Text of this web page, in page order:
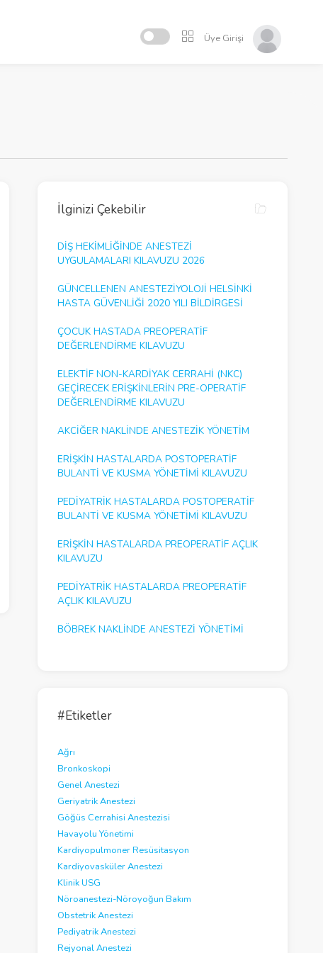
Üye Girişi
İlginizi Çekebilir
DIŞ HEKIMLIĞINDE ANESTEZI
UYGULAMALARI KILAVUZU 2026
GÜNCELLENEN ANESTEZIYOLOJI HELSINKI
HASTA GÜVENLIĞI 2020 YILI BILDIRGESI
ÇOCUK HASTADA PREOPERATIF
DEĞERLENDIRME KILAVUZU
ELEKTIF NON-KARDIYAK CERRAHI (NKC)
GEÇIRECEK ERIŞKINLERIN PRE-OPERATIF
DEĞERLENDIRME KILAVUZU
AKCIĞER NAKLINDE ANESTEZIK YÖNETIM
ERIŞKIN HASTALARDA POSTOPERATIF
BULANTI VE KUSMA YÖNETIMI KILAVUZU
PEDIYATRIK HASTALARDA POSTOPERATIF
BULANTI VE KUSMA YÖNETIMI KILAVUZU
ERIŞKIN HASTALARDA PREOPERATIF AÇLIK
KILAVUZU
PEDIYATRIK HASTALARDA PREOPERATIF
AÇLIK KILAVUZU
BÖBREK NAKLINDE ANESTEZI YÖNETIMI
#Etiketler
Ağrı
Bronkoskopi
Genel Anestezi
Geriyatrik Anestezi
Göğüs Cerrahisi Anestezisi
Havayolu Yönetimi
Kardiyopulmoner Resüsitasyon
Kardiyovasküler Anestezi
Klinik USG
Nöroanestezi-Nöroyoğun Bakım
Obstetrik Anestezi
Pediyatrik Anestezi
Rejyonal Anestezi